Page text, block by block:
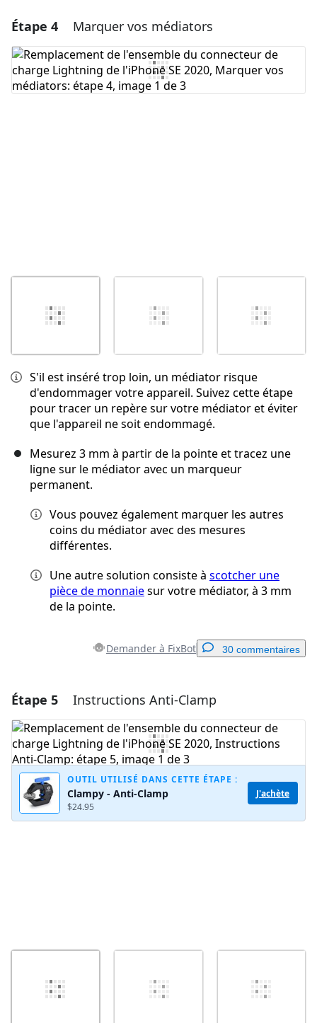
Ajouter un commentaire
Ajouter un commentaire
Étape 4 Marquer vos médiators
S'il est inséré trop loin, un médiator risque
d'endommager votre appareil. Suivez cette étape
pour tracer un repère sur votre médiator et éviter
que l'appareil ne soit endommagé.
Mesurez 3 mm à partir de la pointe et tracez une
ligne sur le médiator avec un marqueur
permanent.
Vous pouvez également marquer les autres
coins du médiator avec des mesures
différentes.
Une autre solution consiste à scotcher une
pièce de monnaiesur votre médiator, à 3 mm
de la pointe.
Demander à FixBot 30 commentaires
Ajouter un commentaire
Ajouter un commentaire
Annuler Publier un commentaire
Étape 5 Instructions Anti-Clamp
OUTIL UTILISÉ DANS CETTE ÉTAPE :
Clampy - Anti-Clamp
$24.95
J'achète